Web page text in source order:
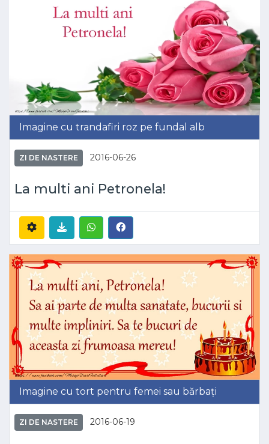
Imagine cu trandafiri roz pe fundal alb
ZI DE NASTERE 2016-06-26
La multi ani Petronela!
Imagine cu tort pentru femei sau bărbați
ZI DE NASTERE 2016-06-19